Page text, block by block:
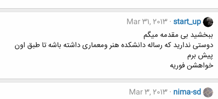
start_up
Mar 31, 2013
ببخشید بی مقدمه میگم
دوستی ندارید که رساله دانشکده هنر ومعماری داشته باشه تا طبق اون
پیش برم
خواهشن فوریه
nima-sd
Mar 3, 2013